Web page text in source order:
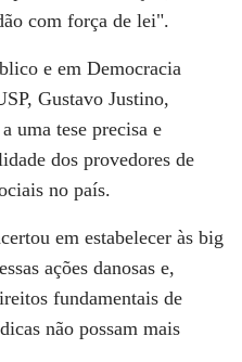
com força de lei".
e em Democracia
Gustavo Justino,
uma tese precisa e
dos provedores de
no país.
em estabelecer às big
ações danosas e,
fundamentais de
não possam mais